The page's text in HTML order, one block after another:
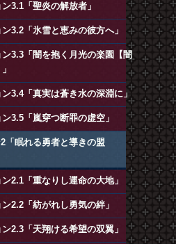
3.1「聖炎の解放者」
3.2「氷雪と恵みの彼方へ」
3.3「闇を抱く月光の楽園【闇
3.4「真実は蒼き水の深淵に」
3.5「嵐穿つ断罪の虚空」
「眠れる勇者と導きの盟
2.1「重なりし運命の大地」
2.2「紡がれし勇気の絆」
2.3「天翔ける希望の双翼」